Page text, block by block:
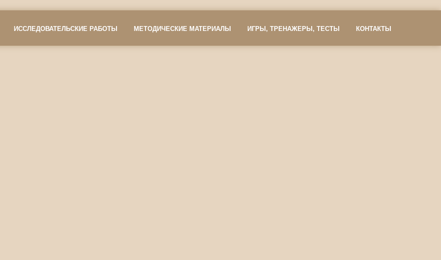
ИССЛЕДОВАТЕЛЬСКИЕ РАБОТЫ МЕТОДИЧЕСКИЕ МАТЕРИАЛЫ ИГРЫ, ТРЕНАЖЕРЫ, ТЕСТЫ КОНТАКТЫ